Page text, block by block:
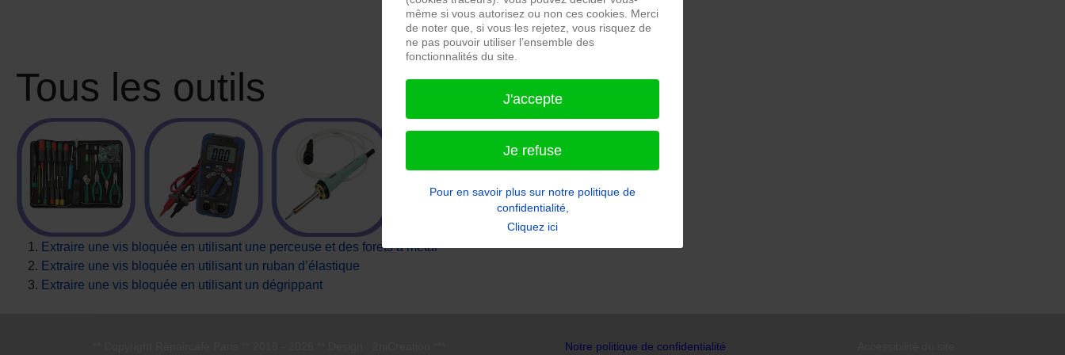
Tous les outils
Extraire une vis bloquée en utilisant une perceuse et des forets à métal
Extraire une vis bloquée en utilisant un ruban d’élastique
Extraire une vis bloquée en utilisant un dégrippant
Notre politique de confidentialité
même si vous autorisez ou non ces cookies. Merci
de noter que, si vous les rejetez, vous risquez de
ne pas pouvoir utiliser l’ensemble des
fonctionnalités du site.
J'accepte
Je refuse
Pour en savoir plus sur notre politique de
confidentialité,
Cliquez ici